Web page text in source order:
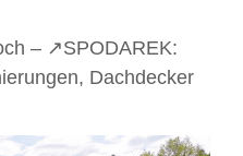
– ↗️SPODAREK:
Dachdecker